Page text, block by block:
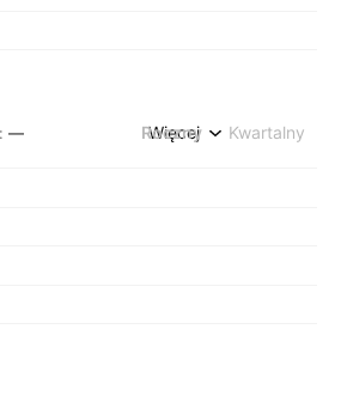
: — Roczny Kwartalny
Więcej